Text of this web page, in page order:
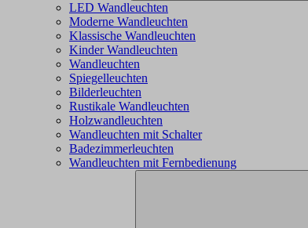
LED Wandleuchten
Moderne Wandleuchten
Klassische Wandleuchten
Kinder Wandleuchten
Wandleuchten
Spiegelleuchten
Bilderleuchten
Rustikale Wandleuchten
Holzwandleuchten
Wandleuchten mit Schalter
Badezimmerleuchten
Wandleuchten mit Fernbedienung